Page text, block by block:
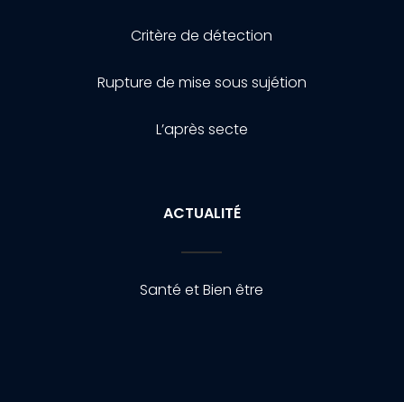
Critère de détection
Rupture de mise sous sujétion
L’après secte
ACTUALITÉ
Santé et Bien être